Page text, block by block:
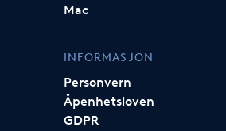
Mac
INFORMASJON
Personvern
Åpenhetsloven
GDPR